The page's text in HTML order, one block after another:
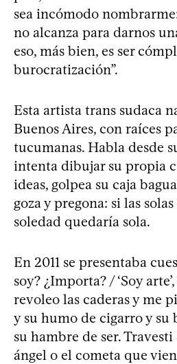
sea incómodo
no alcanza para darnos
eso, más bien, es ser
burocratización”.
Esta artista trans sudaca
Buenos Aires, con raíces
tucumanas. Habla desde
intenta dibujar su propia
ideas, golpea su caja
goza y pregona: si las
soledad quedaría sola.
En 2011 se presentaba
soy? ¿Importa? / ‘Soy
revoleo las caderas y me
y su humo de cigarro y su
su hambre de ser. Travesti
ángel o el cometa que